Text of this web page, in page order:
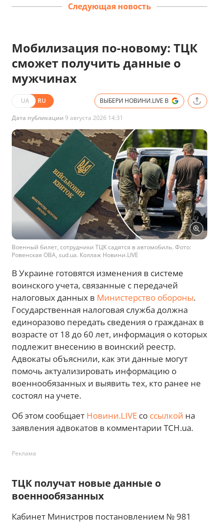
Следующая новость
Мобилизация по-новому: ТЦК
сможет получить данные о
мужчинах
UA RU ВЫБЕРИ НОВИНИ.LIVE В
Дата публикации 9 августа 2026 14:31
Военный билет, сотрудники ТЦК садятся в автомобиль. Фото:
Ровенская ОВА, sud.ua. Коллаж Новини.LIVE
В Украине готовятся изменения в системе
воинского учета, связанные с передачей
налоговых данных в Министерство обороны.
Государственная налоговая служба должна
единоразово передать сведения о гражданах в
возрасте от 18 до 60 лет, информация о которых
подлежит внесению в воинский реестр.
Адвокаты объяснили, как эти данные могут
помочь актуализировать информацию о
военнообязанных и выявить тех, кто ранее не
состоял на учете.
Об этом сообщает Новини.LIVE со ссылкой на
заявления адвокатов в комментарии ТСН.ua.
Реклама
ТЦК получат новые данные о
военнообязанных
Кабинет Министров постановлением № 981